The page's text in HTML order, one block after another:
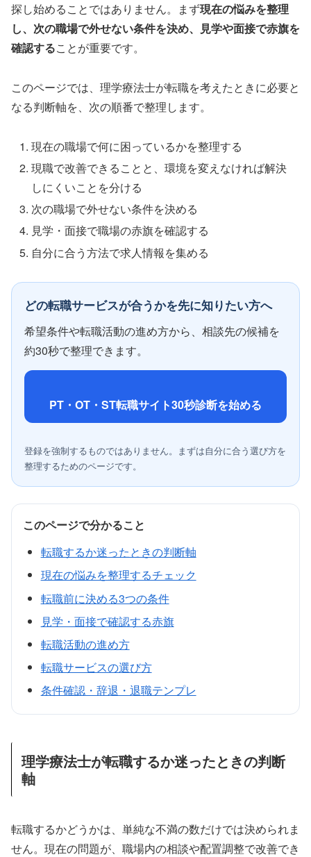
探し始めることではありません。まず現在の悩みを整理
し、次の職場で外せない条件を決め、見学や面接で赤旗を
確認することが重要です。
このページでは、理学療法士が転職を考えたときに必要と
なる判断軸を、次の順番で整理します。
現在の職場で何に困っているかを整理する
現職で改善できることと、環境を変えなければ解決
しにくいことを分ける
次の職場で外せない条件を決める
見学・面接で職場の赤旗を確認する
自分に合う方法で求人情報を集める
どの転職サービスが合うかを先に知りたい方へ
希望条件や転職活動の進め方から、相談先の候補を
約30秒で整理できます。
PT・OT・ST転職サイト30秒診断を始める
登録を強制するものではありません。まずは自分に合う選び方を
整理するためのページです。
このページで分かること
転職するか迷ったときの判断軸
現在の悩みを整理するチェック
転職前に決める3つの条件
見学・面接で確認する赤旗
転職活動の進め方
転職サービスの選び方
条件確認・辞退・退職テンプレ
理学療法士が転職するか迷ったときの判断
軸
転職するかどうかは、単純な不満の数だけでは決められま
せん。現在の問題が、職場内の相談や配置調整で改善でき